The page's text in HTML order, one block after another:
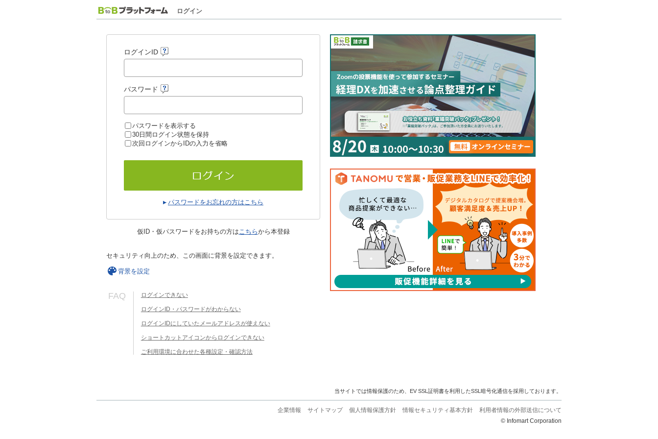
ログイン
ログインID
パスワード
パスワードを表示する
30日間ログイン状態を保持
次回ログインからIDの入力を省略
パスワードをお忘れの方はこちら
仮ID・仮パスワードをお持ちの方はこちらから本登録
セキュリティ向上のため、この画面に背景を設定できます。
背景を設定
FAQ ログインできない
ログインID・パスワードがわからない
ログインIDにしていたメールアドレスが使えない
ショートカットアイコンからログインできない
ご利用環境に合わせた各種設定・確認方法
当サイトでは情報保護のため、EV SSL証明書を利用したSSL暗号化通信を採用しております。
企業情報 サイトマップ 個人情報保護方針 情報セキュリティ基本方針
利用者情報の外部送信について
© Infomart Corporation